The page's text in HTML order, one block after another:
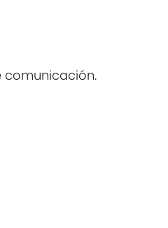
comunicación.